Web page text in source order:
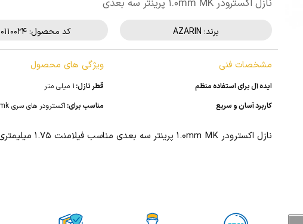
نازل اکسترودر 1.0mm MK پرینتر سه بعدی
برند: AZARIN کد محصول: 510110024
مشخصات فنی
ایده آل برای استفاده منظم
کاربرد آسان و سریع
ویژگی های محصول
قطر نازل: 1 میلی متر
مناسب برای: اکسترودر های سری mk
نازل اکسترودر 1.0mm MK پرینتر سه بعدی مناسب فیلامنت 1.75 میلیمتری می باشد.